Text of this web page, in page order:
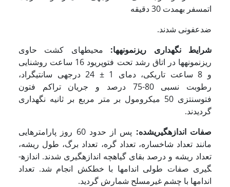
اتمسفر به­مدت 30 دقیقه
ضدعفونی شدند.
شرایط نگهداری ریزنمونه­ها: محیط­های کشت حاوی
ریزنمونه­ها در اتاق رشد تحت فتوپریود 16 ساعت روشنایی
و 8 ساعت تاریکی، دمای 1 ± 24 درجه­ی سانتی­گراد،
رطوبت نسبی 80-75 درصد و جریان تراکم فتون
فتوسنتزی 50 میکرومول بر متر مربع بر ثانیه نگهداری
گردیدند.
صفات اندازه­گیری­شده:
پس از حدود 60 روز پارامترهایی
مانند تعداد شاخساره، تعداد گره، تعداد برگ، طول ریشه،
تعداد ریشه و درصد بقای گیاهچه اندازه­گیری شدند. اندازه­
گیری صفات طولی اندام­ها با خط­کش انجام شد. تعداد
اندام­ها با چشم غیرمسلح شمارش گردید.